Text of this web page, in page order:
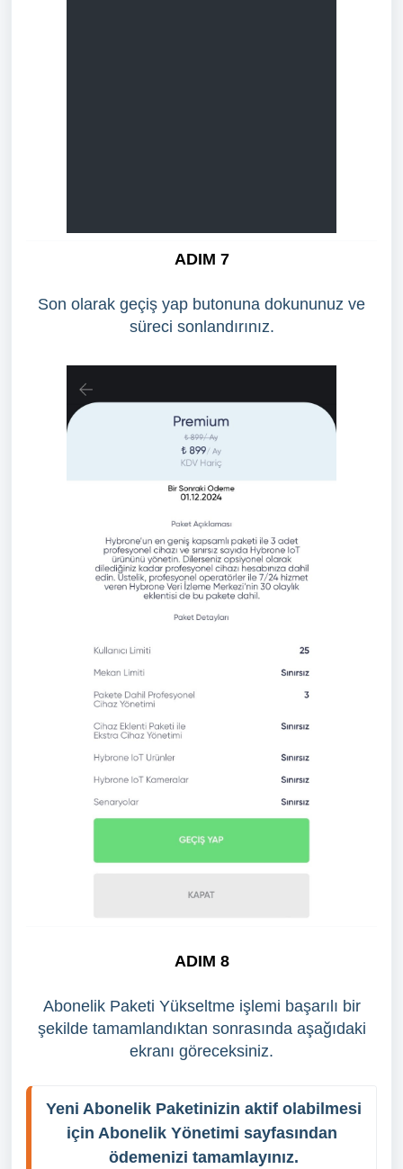
ADIM 7
Son olarak geçiş yap butonuna dokununuz ve
süreci sonlandırınız.
ADIM 8
Abonelik Paketi Yükseltme işlemi başarılı bir
şekilde tamamlandıktan sonrasında aşağıdaki
ekranı göreceksiniz.
Yeni Abonelik Paketinizin aktif olabilmesi
için Abonelik Yönetimi sayfasından
ödemenizi tamamlayınız.